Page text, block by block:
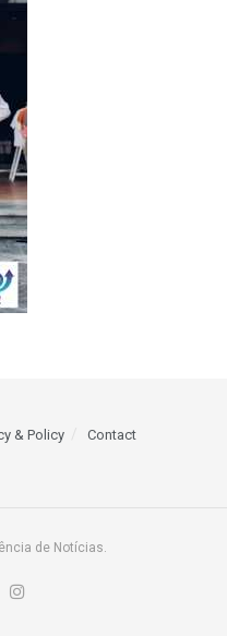
& Policy Contact
de Notícias.